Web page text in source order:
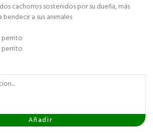
cachorros sostenidos por su dueña, más
bendecir a sus animales
perrito
perrito
Añadir